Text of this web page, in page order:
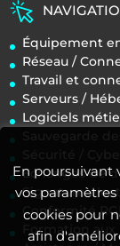
Équipement
Réseau /
Travail et
Serveurs /
Logiciels
Echanges de
Signature
Conformité
Formation aux
En poursuivant
vos
cookies pour
afin